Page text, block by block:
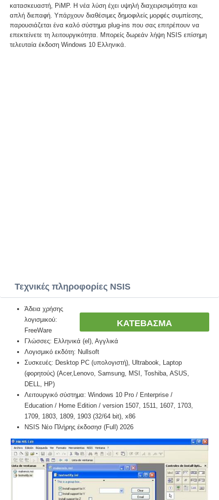
κατασκευαστή, PiMP. Η νέα λύση έχει υψηλή διαχειρισιμότητα και
απλή διεπαφή. Υπάρχουν διαθέσιμες δημοφιλείς μορφές συμπίεσης,
παρουσιάζεται ένα καλό σύστημα plug-ins που σας επιτρέπουν να
επεκτείνετε τη λειτουργικότητα. Μπορείς δωρεάν λήψη NSIS επίσημη
τελευταία έκδοση Windows 10 Ελληνικά.
Τεχνικές πληροφορίες NSIS
ΚΑΤΕΒΑΣΜΑ
Άδεια χρήσης
λογισμικού:
FreeWare
Γλώσσες: Ελληνικά (el), Αγγλικά
Λογισμικό εκδότη: Nullsoft
Συσκευές: Desktop PC (υπολογιστή), Ultrabook, Laptop
(φορητούς) (Acer,Lenovo, Samsung, MSI, Toshiba, ASUS,
DELL, HP)
Λειτουργικό σύστημα: Windows 10 Pro / Enterprise /
Education / Home Edition / version 1507, 1511, 1607, 1703,
1709, 1803, 1809, 1903 (32/64 bit), x86
NSIS Νέο Πλήρης έκδοσησ (Full) 2026